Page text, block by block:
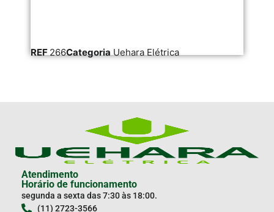
REF 266Categoria Uehara Elétrica
Atendimento
Horário de funcionamento
segunda a sexta das 7:30 às 18:00.
(11) 2723-3566